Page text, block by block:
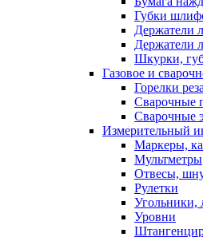
Губки
Держатели
Держатели
Шкурки,
Газовое и
Горелки
Сварочные
Сварочные
Измерительный
Маркеры,
Мультметры
Отвесы,
Рулетки
Угольники,
Уровни